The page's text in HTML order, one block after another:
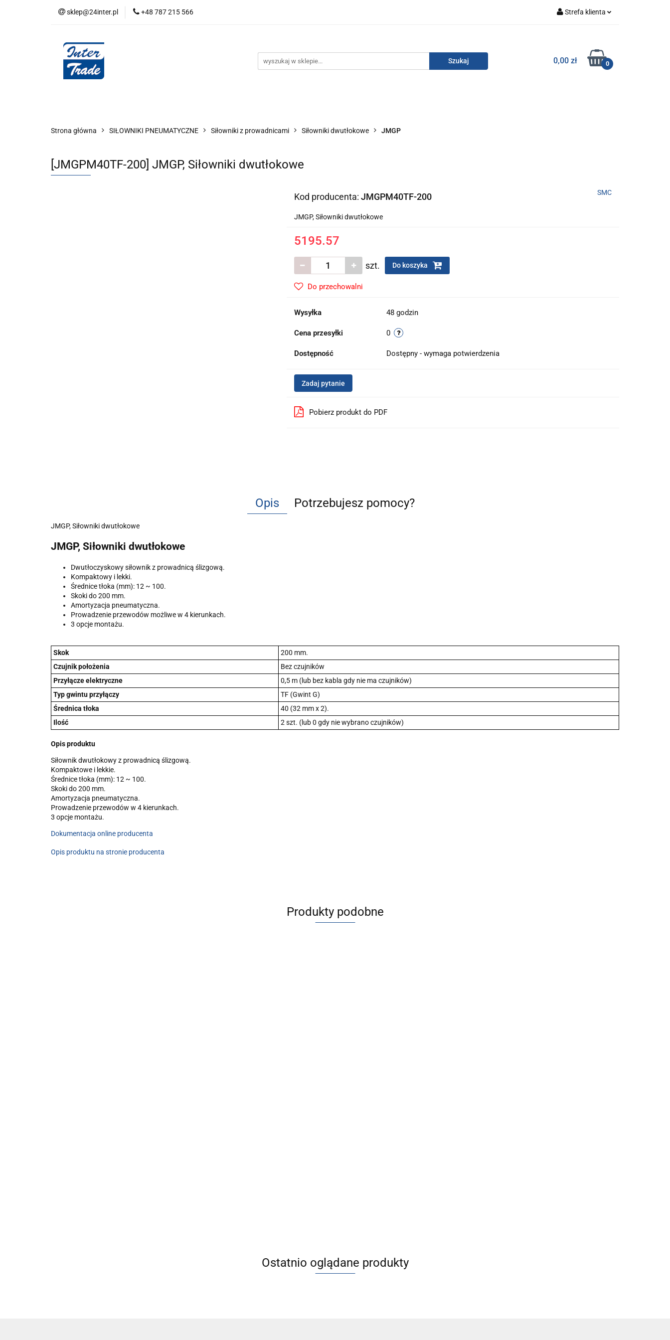
sklep@24inter.pl +48 787 215 566 Strefa klienta
Zarejestruj się
Dodaj zgłoszenie
0,00 zł 0
AUDYT SPRĘŻONEGO POWIETRZA SERIA J AUTORYZOWANY DYSTRYBUTOR SMC
AUDYT SPRĘŻONEGO POWIETRZA SERIA J AUTORYZOWANY DYSTRYBUTOR SMC
Strona główna SIŁOWNIKI PNEUMATYCZNE Siłowniki z prowadnicami Siłowniki dwutłokowe JMGP
[JMGPM40TF-200] JMGP, Siłowniki dwutłokowe
Kod producenta: JMGPM40TF-200 SMC
JMGP, Siłowniki dwutłokowe
5195.57
szt. Do koszyka
Do przechowalni
Wysyłka 48 godzin
Cena przesyłki 0
Dostępność Dostępny - wymaga potwierdzenia
Zadaj pytanie
Pobierz produkt do PDF
Opis Potrzebujesz pomocy?
JMGP, Siłowniki dwutłokowe
JMGP, Siłowniki dwutłokowe
Dwutłoczyskowy siłownik z prowadnicą ślizgową.
Kompaktowy i lekki.
Średnice tłoka (mm): 12 ~ 100.
Skoki do 200 mm.
Amortyzacja pneumatyczna.
Prowadzenie przewodów możliwe w 4 kierunkach.
3 opcje montażu.
Skok
200 mm.
Czujnik położenia
Bez czujników
Przyłącze elektryczne
0,5 m (lub bez kabla gdy nie ma czujników)
Typ gwintu przyłączy
TF (Gwint G)
Średnica tłoka
40 (32 mm x 2).
Ilość
2 szt. (lub 0 gdy nie wybrano czujników)
Opis produktu
Siłownik dwutłokowy z prowadnicą ślizgową.
Kompaktowe i lekkie.
Średnice tłoka (mm): 12 ~ 100.
Skoki do 200 mm.
Amortyzacja pneumatyczna.
Prowadzenie przewodów w 4 kierunkach.
3 opcje montażu.
Dokumentacja online producenta
Opis produktu na stronie producenta
Produkty podobne
Ostatnio oglądane produkty